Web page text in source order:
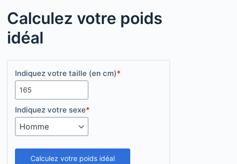
Calculez votre poids
idéal
Indiquez votre taille (en cm)*
Indiquez votre sexe*
Calculez votre poids idéal